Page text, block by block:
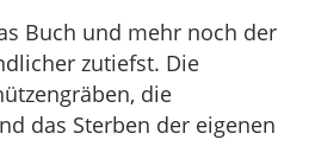
Buch und mehr noch der
zutiefst. Die
die
das Sterben der eigenen